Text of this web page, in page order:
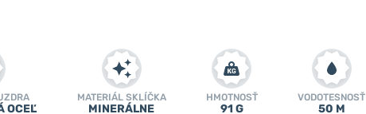
OCEĽ
MATERIÁL SKLÍČKA
MINERÁLNE
HMOTNOSŤ
91 G
VODOTESNOSŤ
50 M